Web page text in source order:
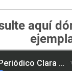
aquí